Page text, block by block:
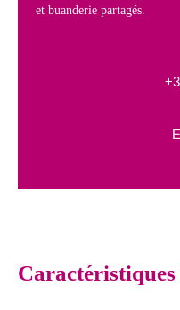
et buanderie partagés.
Caractéristiques